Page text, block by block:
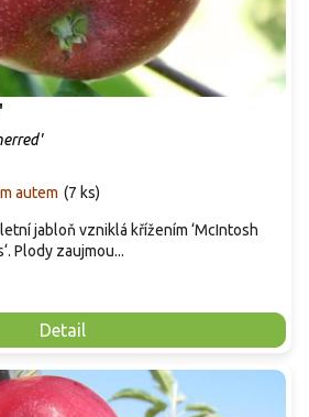
autem (7 ks)
Detail
jabloň vzniklá křížením ‘McIntosh
Plody zaujmou...